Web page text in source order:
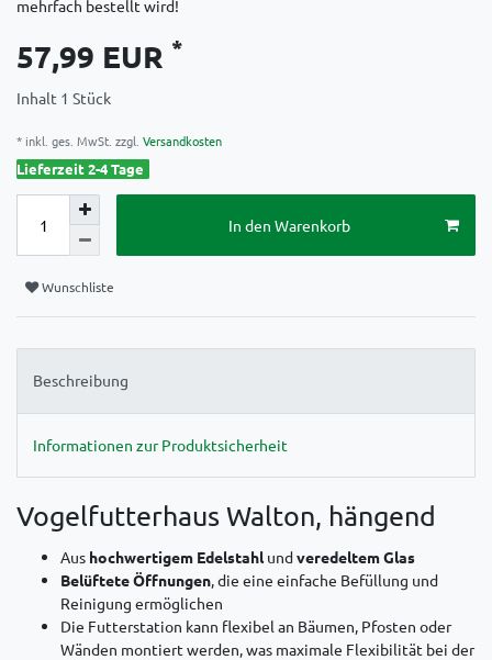
mehrfach bestellt wird!
57,99 EUR *
Inhalt 1 Stück
* inkl. ges. MwSt. zzgl. Versandkosten
Lieferzeit 2-4 Tage
In den Warenkorb
Wunschliste
Beschreibung
Informationen zur Produktsicherheit
Vogelfutterhaus Walton, hängend
Aus hochwertigem Edelstahlundveredeltem Glas
Belüftete Öffnungen, die eine einfache Befüllung und
Reinigung ermöglichen
Die Futterstation kann flexibel an Bäumen, Pfosten oder
Wänden montiert werden, was maximale Flexibilität bei der